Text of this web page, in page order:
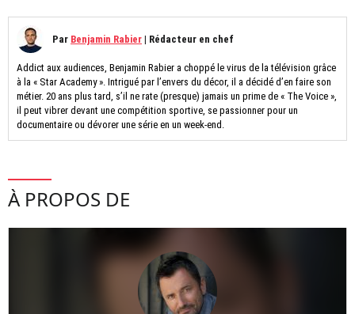
Par Benjamin Rabier | Rédacteur en chef
Addict aux audiences, Benjamin Rabier a choppé le virus de la télévision grâce
à la « Star Academy ». Intrigué par l’envers du décor, il a décidé d’en faire son
métier. 20 ans plus tard, s’il ne rate (presque) jamais un prime de « The Voice »,
il peut vibrer devant une compétition sportive, se passionner pour un
documentaire ou dévorer une série en un week-end.
À PROPOS DE